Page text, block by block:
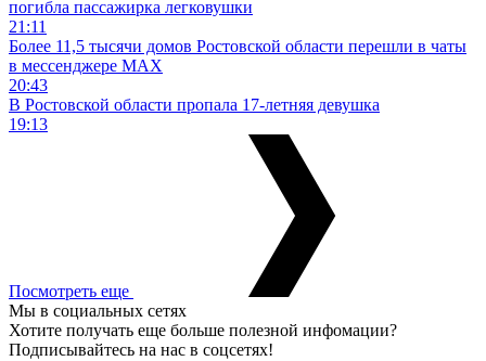
погибла пассажирка легковушки
21:11
Более 11,5 тысячи домов Ростовской области перешли в чаты
в мессенджере MAX
20:43
В Ростовской области пропала 17-летняя девушка
19:13
Посмотреть еще
Мы в социальных сетях
Хотите получать еще больше полезной инфомации?
Подписывайтесь на нас в соцсетях!